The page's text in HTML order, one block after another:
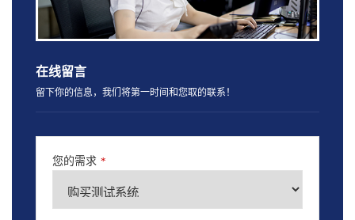
在线留言
留下你的信息，我们将第一时间和您取的联系！
您的需求 *